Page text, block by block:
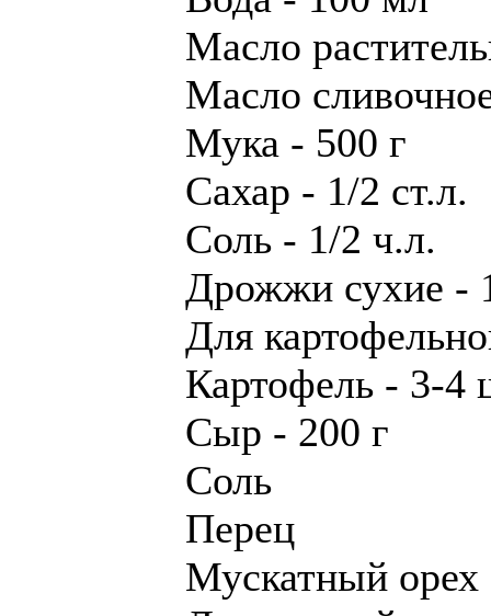
Масло
Масло
Мука - 500 г
Сахар - 1/2 ст.л.
Соль - 1/2 ч.л.
Дрожжи сухие -
Для
Картофель - 3-4
Сыр - 200 г
Соль
Перец
Мускатный орех